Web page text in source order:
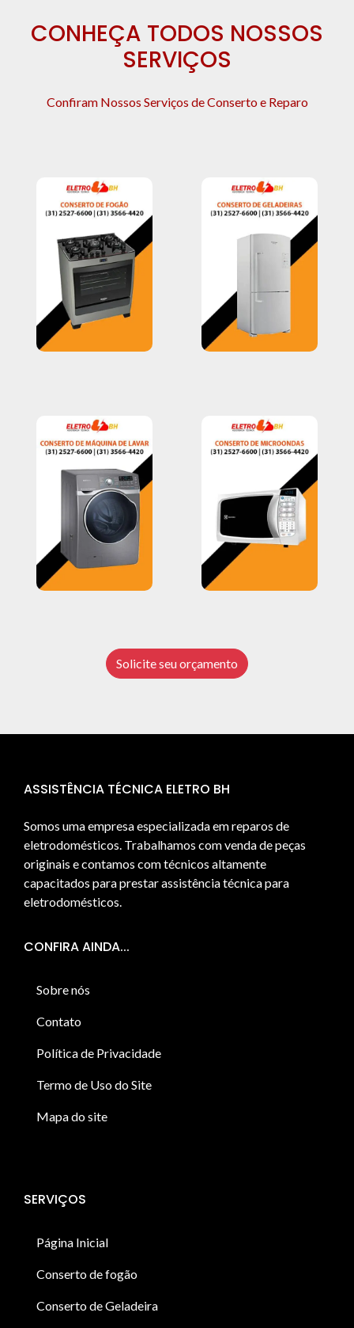
CONHEÇA TODOS NOSSOS
SERVIÇOS
Confiram Nossos Serviços de Conserto e Reparo
Solicite seu orçamento
ASSISTÊNCIA TÉCNICA ELETRO BH
Somos uma empresa especializada em reparos de
eletrodomésticos. Trabalhamos com venda de peças
originais e contamos com técnicos altamente
capacitados para prestar assistência técnica para
eletrodomésticos.
CONFIRA AINDA...
Sobre nós
Contato
Política de Privacidade
Termo de Uso do Site
Mapa do site
SERVIÇOS
Página Inicial
Conserto de fogão
Conserto de Geladeira